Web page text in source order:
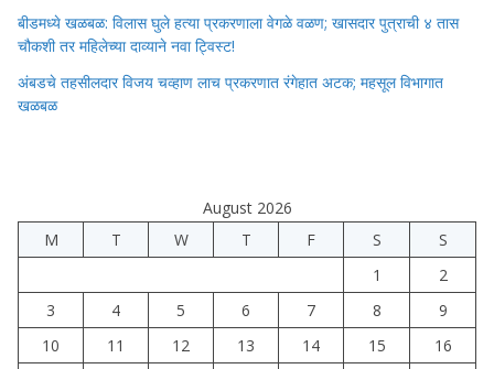
बीडमध्ये खळबळ: विलास घुले हत्या प्रकरणाला वेगळे वळण; खासदार पुत्राची ४ तास
चौकशी तर महिलेच्या दाव्याने नवा ट्विस्ट!
अंबडचे तहसीलदार विजय चव्हाण लाच प्रकरणात रंगेहात अटक; महसूल विभागात
खळबळ
August 2026
M
T W T F S
S
1
2
3
4 5 6 7 8
9
10
11 12 13 14 15
16